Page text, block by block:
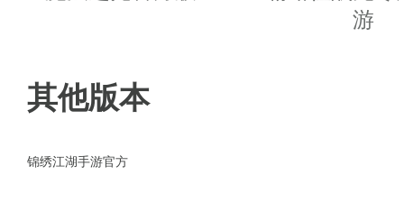
●无边界大世界，高清3D场景，
●个性时尚，自由打造霸气神装搭
●江湖不讲规矩，收款开放式奇遇
游
其他版本
锦绣江湖手游官方